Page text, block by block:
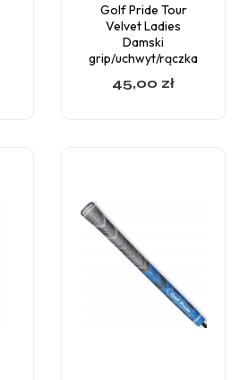
Golf Pride Tour
Velvet Ladies
Damski
grip/uchwyt/rączka
45,00 zł